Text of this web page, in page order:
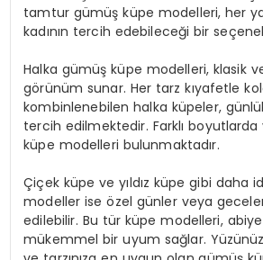
tamtur gümüş küpe modelleri, her
kadının tercih edebileceği bir
Halka gümüş küpe modelleri, klasik
görünüm sunar. Her tarz kıyafetle
kombinlenebilen halka küpeler,
tercih edilmektedir. Farklı
küpe modelleri bulunmaktadır.
Çiçek küpe ve yıldız küpe gibi daha
modeller ise özel günler veya
edilebilir. Bu tür küpe modelleri,
mükemmel bir uyum sağlar.